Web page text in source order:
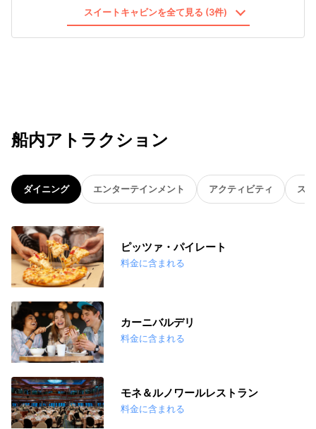
スイートキャビンを全て見る (3件)
船内アトラクション
ダイニング エンターテインメント アクティビティ ス
ピッツァ・パイレート
料金に含まれる
カーニバルデリ
料金に含まれる
モネ＆ルノワールレストラン
料金に含まれる